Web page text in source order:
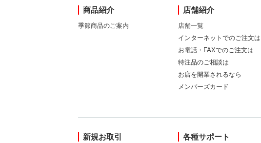
商品紹介
季節商品のご案内
店舗紹介
店舗一覧
インターネットでのご注文は
お電話・FAXでのご注文は
特注品のご相談は
お店を開業されるなら
メンバーズカード
新規お取引 各種サポート